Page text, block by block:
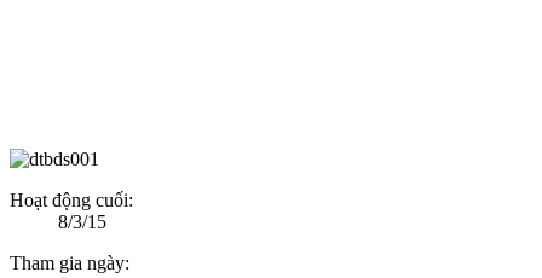
Hoạt động cuối:
8/3/15
Tham gia ngày: